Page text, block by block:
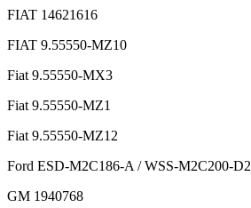
FIAT 14621616
FIAT 9.55550-MZ10
Fiat 9.55550-MX3
Fiat 9.55550-MZ1
Fiat 9.55550-MZ12
Ford ESD-M2C186-A / WSS-M2C200-D2
GM 1940768